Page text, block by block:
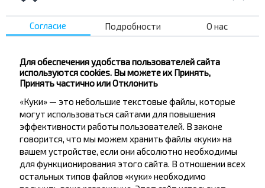
Хотите
путешествовать
дешевле?
Не пропусти специальные акции, скидки и
другие интересные предложения INFOBUS.
Подпишись на получение новостей и
путешествуй с нами дешевле!
Согласие Подробности О нас
Для обеспечения удобства пользователей сайта
используются cookies. Вы можете их Принять,
Принять частично или Отклонить
«Куки» — это небольшие текстовые файлы, которые
могут использоваться сайтами для повышения
эффективности работы пользователей. В законе
говорится, что мы можем хранить файлы «куки» на
вашем устройстве, если они абсолютно необходимы
для функционирования этого сайта. В отношении всех
остальных типов файлов «куки» необходимо